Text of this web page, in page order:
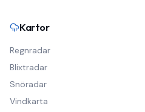
Kartor
Regnradar
Blixtradar
Snöradar
Vindkarta